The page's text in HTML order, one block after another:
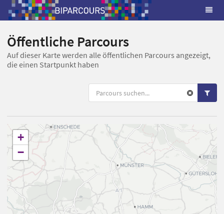
Öffentliche Parcours
Auf dieser Karte werden alle öffentlichen Parcours angezeigt,
die einen Startpunkt haben
+
−